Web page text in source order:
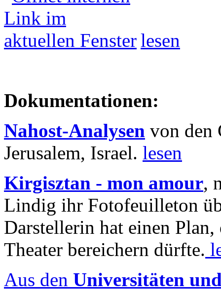
lesen
Dokumentationen:
Nahost-Analysen von den
Jerusalem, Israel. lesen
Kirgisztan - mon amour,
Lindig ihr Fotofeuilleton
Darstellerin hat einen Plan,
Theater bereichern dürfte.
Aus den Universitäten